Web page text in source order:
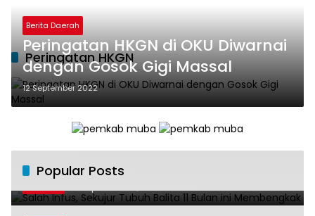
Peringatan HKGN
Berita Daerah
Peringatan HKGN di OKU Diwarnai
dengan Gosok Gigi Massal
12 September 2022
Popular Posts
1
ini Membengkak